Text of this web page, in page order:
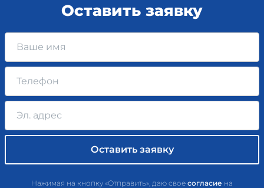
Оставить заявку
Нажимая на кнопку «Отправить», даю свое согласие на